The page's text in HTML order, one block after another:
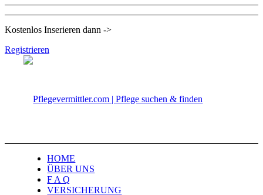
Kostenlos Inserieren dann ->
Registrieren
HOME
ÜBER UNS
F A Q
VERSICHERUNG